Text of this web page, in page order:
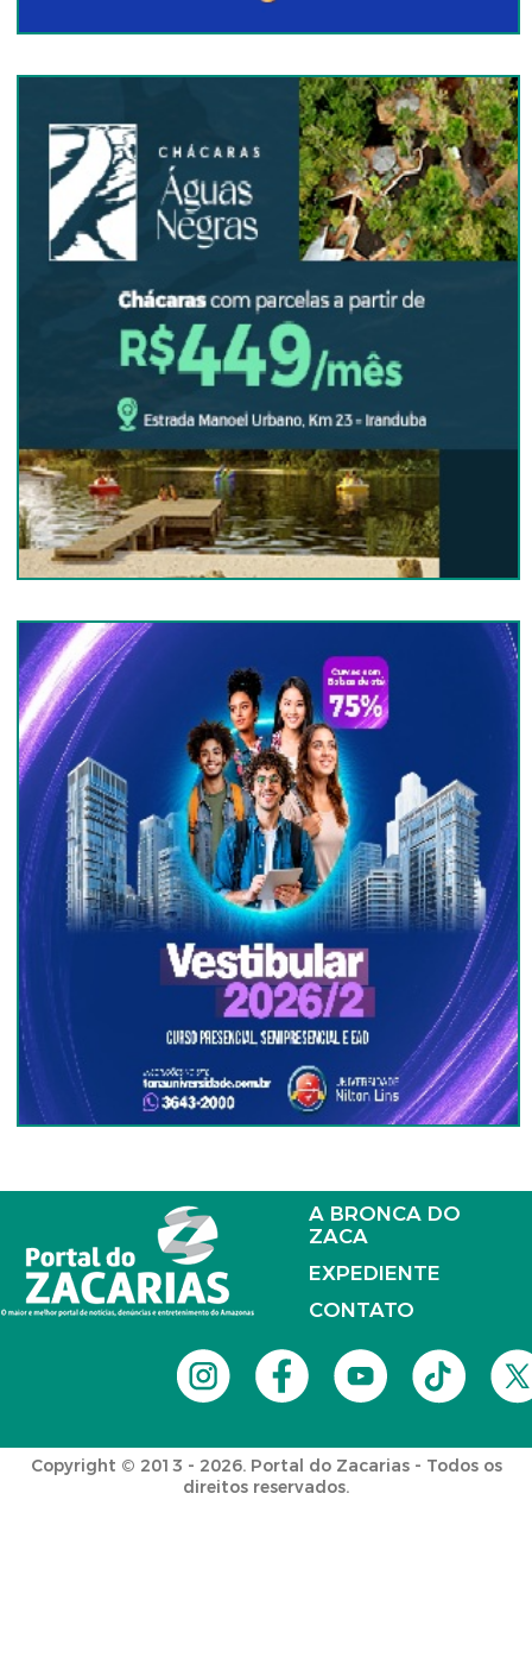
A BRONCA DO
ZACA
EXPEDIENTE
CONTATO
Copyright © 2013 - 2026. Portal do Zacarias - Todos os
direitos reservados.